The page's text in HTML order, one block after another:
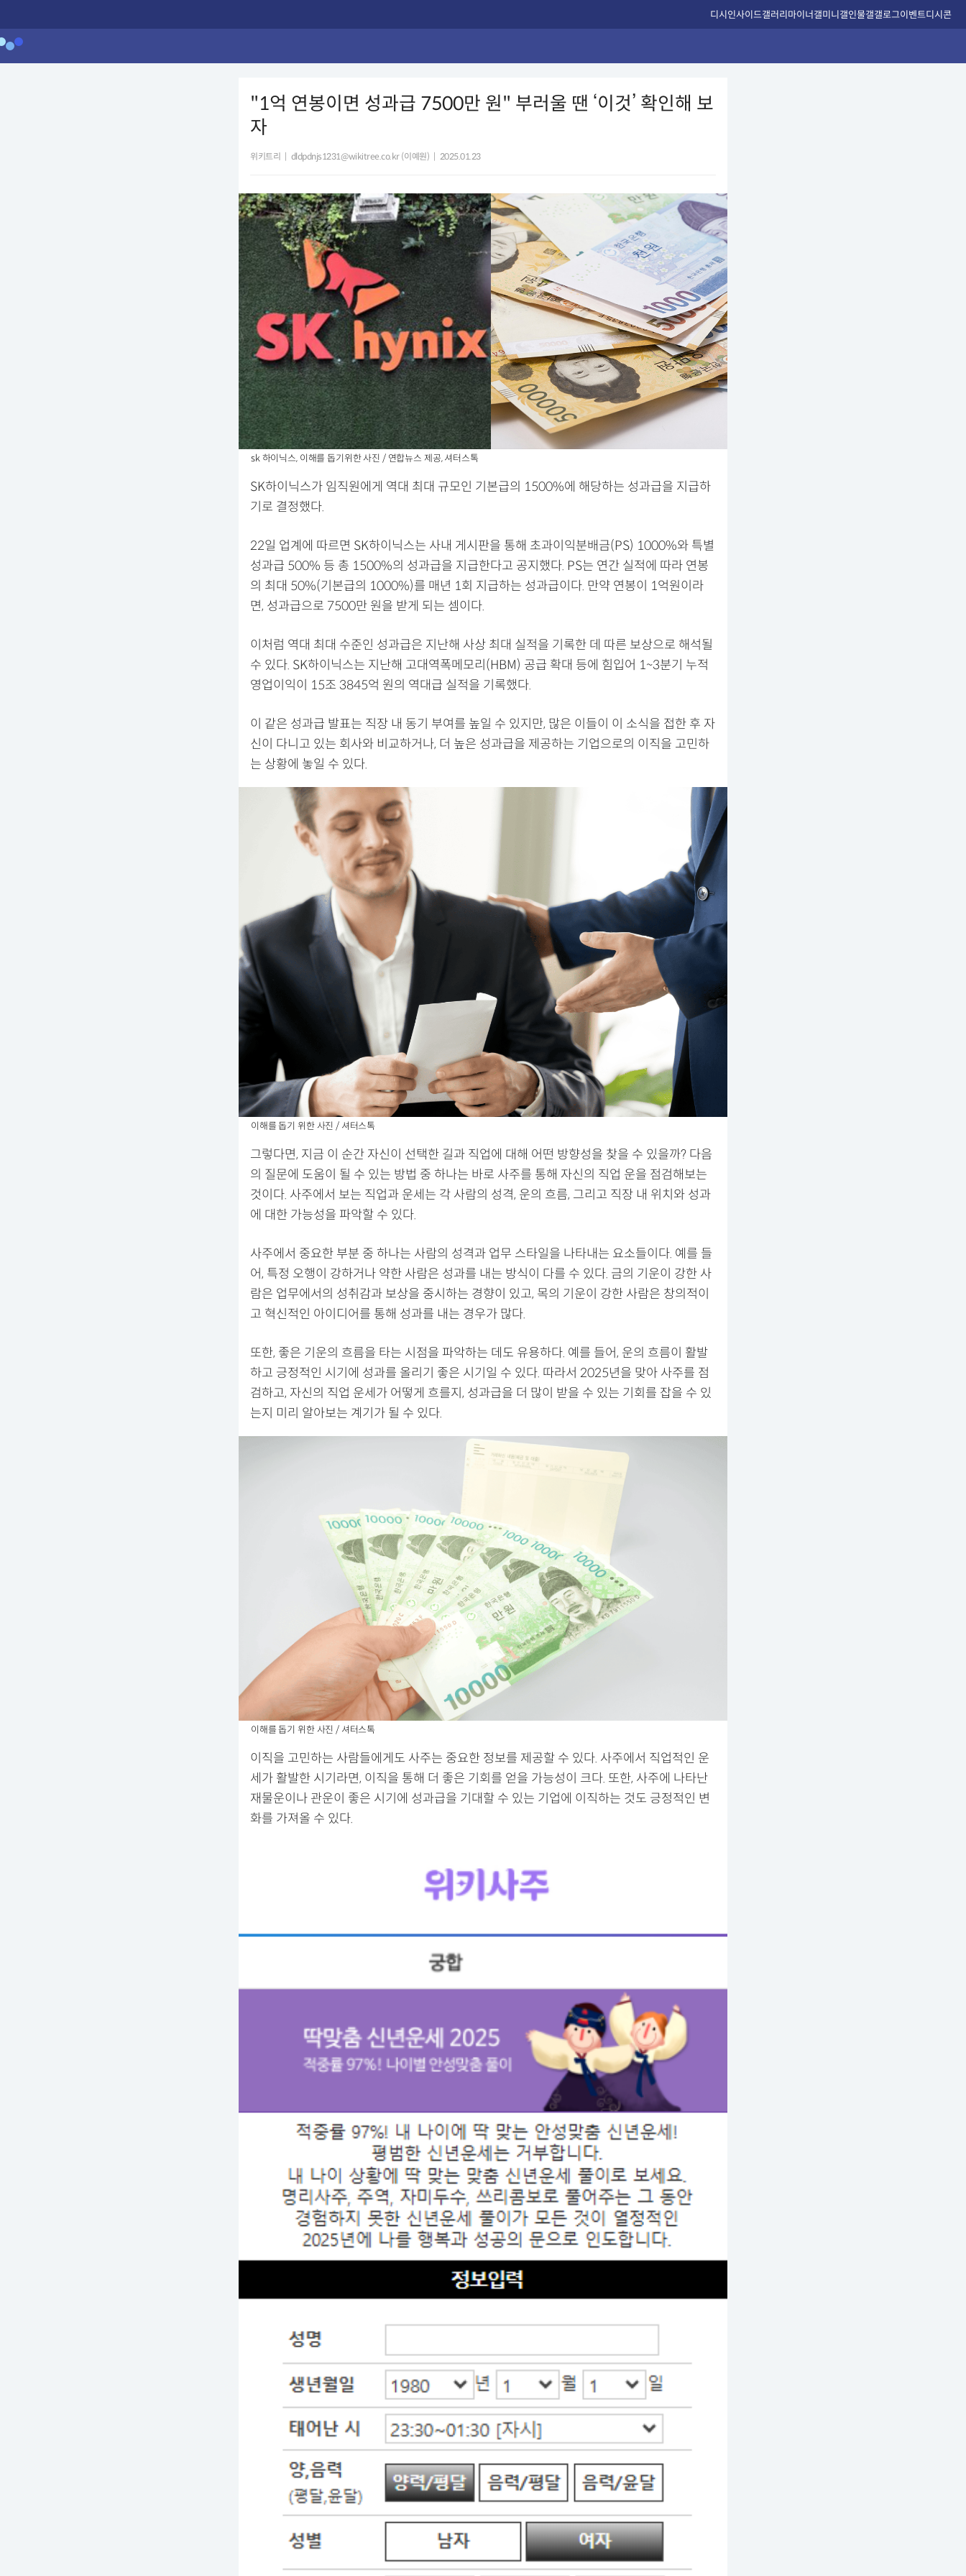
디시인사이드갤러리마이너갤미니갤인물갤갤로그이벤트디시콘
"1억 연봉이면 성과급 7500만 원" 부러울 땐 ‘이것’ 확인해 보
자
위키트리 dldpdnjs1231@wikitree.co.kr (이예원) 2025.01.23
sk 하이닉스, 이해를 돕기위한 사진 / 연합뉴스 제공, 셔터스톡
SK하이닉스가 임직원에게 역대 최대 규모인 기본급의 1500%에 해당하는 성과급을 지급하
기로 결정했다.
22일 업계에 따르면 SK하이닉스는 사내 게시판을 통해 초과이익분배금(PS) 1000%와 특별
성과급 500% 등 총 1500%의 성과급을 지급한다고 공지했다. PS는 연간 실적에 따라 연봉
의 최대 50%(기본급의 1000%)를 매년 1회 지급하는 성과급이다. 만약 연봉이 1억원이라
면, 성과급으로 7500만 원을 받게 되는 셈이다.
이처럼 역대 최대 수준인 성과급은 지난해 사상 최대 실적을 기록한 데 따른 보상으로 해석될
수 있다. SK하이닉스는 지난해 고대역폭메모리(HBM) 공급 확대 등에 힘입어 1~3분기 누적
영업이익이 15조 3845억 원의 역대급 실적을 기록했다.
이 같은 성과급 발표는 직장 내 동기 부여를 높일 수 있지만, 많은 이들이 이 소식을 접한 후 자
신이 다니고 있는 회사와 비교하거나, 더 높은 성과급을 제공하는 기업으로의 이직을 고민하
는 상황에 놓일 수 있다.
이해를 돕기 위한 사진 / 셔터스톡
그렇다면, 지금 이 순간 자신이 선택한 길과 직업에 대해 어떤 방향성을 찾을 수 있을까? 다음
의 질문에 도움이 될 수 있는 방법 중 하나는 바로 사주를 통해 자신의 직업 운을 점검해보는
것이다. 사주에서 보는 직업과 운세는 각 사람의 성격, 운의 흐름, 그리고 직장 내 위치와 성과
에 대한 가능성을 파악할 수 있다.
사주에서 중요한 부분 중 하나는 사람의 성격과 업무 스타일을 나타내는 요소들이다. 예를 들
어, 특정 오행이 강하거나 약한 사람은 성과를 내는 방식이 다를 수 있다. 금의 기운이 강한 사
람은 업무에서의 성취감과 보상을 중시하는 경향이 있고, 목의 기운이 강한 사람은 창의적이
고 혁신적인 아이디어를 통해 성과를 내는 경우가 많다.
또한, 좋은 기운의 흐름을 타는 시점을 파악하는 데도 유용하다. 예를 들어, 운의 흐름이 활발
하고 긍정적인 시기에 성과를 올리기 좋은 시기일 수 있다. 따라서 2025년을 맞아 사주를 점
검하고, 자신의 직업 운세가 어떻게 흐를지, 성과급을 더 많이 받을 수 있는 기회를 잡을 수 있
는지 미리 알아보는 계기가 될 수 있다.
이해를 돕기 위한 사진 / 셔터스톡
이직을 고민하는 사람들에게도 사주는 중요한 정보를 제공할 수 있다. 사주에서 직업적인 운
세가 활발한 시기라면, 이직을 통해 더 좋은 기회를 얻을 가능성이 크다. 또한, 사주에 나타난
재물운이나 관운이 좋은 시기에 성과급을 기대할 수 있는 기업에 이직하는 것도 긍정적인 변
화를 가져올 수 있다.